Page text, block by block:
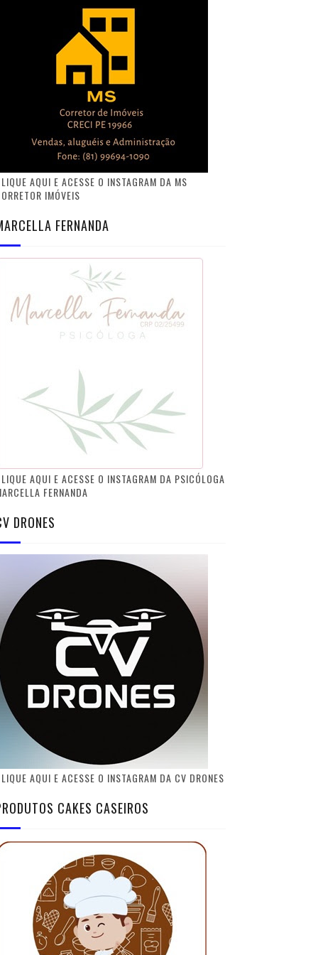
AQUI E ACESSE O INSTAGRAM DA MS
IMÓVEIS
FERNANDA
AQUI E ACESSE O INSTAGRAM DA PSICÓLOGA
FERNANDA
DRONES
AQUI E ACESSE O INSTAGRAM DA CV DRONES
CAKES CASEIROS